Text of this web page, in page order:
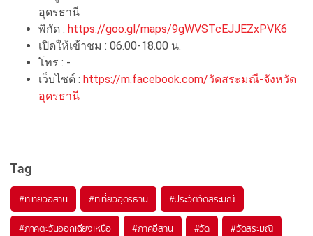
อุดรธานี
พิกัด : https://goo.gl/maps/9gWVSTcEJJEZxPVK6
เปิดให้เข้าชม : 06.00-18.00 น.
โทร : -
เว็บไซต์ : https://m.facebook.com/วัดสระมณี-จังหวัด
อุดรธานี
Tag
#ที่เที่ยวอีสาน #ที่เที่ยวอุดรธานี #ประวัติวัดสระมณี
#ภาคตะวันออกเฉียงเหนือ #ภาคอีสาน #วัด #วัดสระมณี